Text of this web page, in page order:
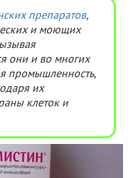
препаратов,
и моющих
они и во многих
промышленность,
их
клеток и